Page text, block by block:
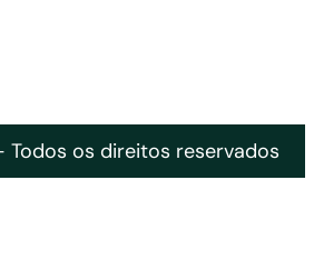
os direitos reservados